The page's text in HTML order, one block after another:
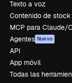
Texto a voz
Contenido de stock
MCP para Claude/
Agentes Nuevo
API
App móvil
Todas las